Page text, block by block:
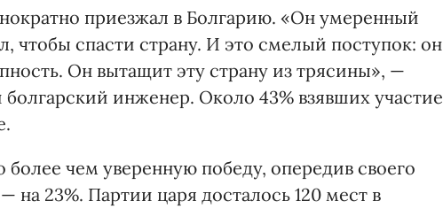
приезжал в Болгарию. «Он умеренный
чтобы спасти страну. И это смелый поступок: он
Он вытащит эту страну из трясины», —
инженер. Около 43% взявших участие
чем уверенную победу, опередив своего
23%. Партии царя досталось 120 мест в